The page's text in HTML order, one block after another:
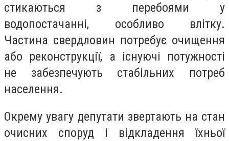
стикаються з перебоями у
водопостачанні, особливо влітку.
Частина свердловин потребує очищення
або реконструкції, а існуючі потужності
не забезпечують стабільних потреб
населення.
Окрему увагу депутати звертають на стан
очисних споруд і відкладення їхньої